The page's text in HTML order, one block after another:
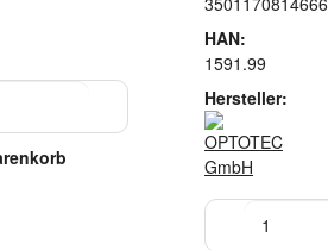
HAN:
1591.99
Hersteller: